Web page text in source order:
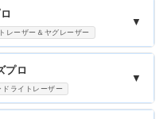
レーザー＆ヤグレーザー
▼
プロ
ドライトレーザー
▼